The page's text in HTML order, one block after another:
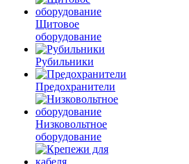
Щитовое
оборудование
Рубильники
Предохранители
Низковольтное
оборудование